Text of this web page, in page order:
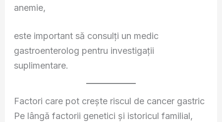
anemie,
este important să consulți un medic
gastroenterolog pentru investigații
suplimentare.
Factori care pot crește riscul de cancer gastric
Pe lângă factorii genetici și istoricul familial,